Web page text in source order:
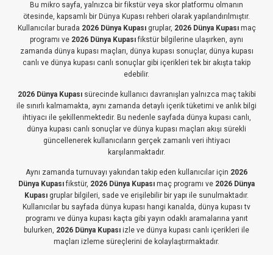
Bu mikro sayfa, yalnızca bir fikstür veya skor platformu olmanın
ötesinde, kapsamlı bir Dünya Kupası rehberi olarak yapılandırılmıştır.
Kullanıcılar burada 2026 Dünya Kupasıgruplar, 2026 Dünya Kupasımaç
programı ve 2026 Dünya Kupasıfikstür bilgilerine ulaşırken, aynı
zamanda dünya kupası maçları, dünya kupası sonuçlar, dünya kupası
canlı ve dünya kupası canlı sonuçlar gibi içerikleri tek bir akışta takip
edebilir.
2026 Dünya Kupasısürecinde kullanıcı davranışları yalnızca maç takibi
ile sınırlı kalmamakta, aynı zamanda detaylı içerik tüketimi ve anlık bilgi
ihtiyacı ile şekillenmektedir. Bu nedenle sayfada dünya kupası canlı,
dünya kupası canlı sonuçlar ve dünya kupası maçları akışı sürekli
güncellenerek kullanıcıların gerçek zamanlı veri ihtiyacı
karşılanmaktadır.
Aynı zamanda turnuvayı yakından takip eden kullanıcılar için 2026
Dünya Kupasıfikstür, 2026 Dünya Kupası maç programı ve 2026 Dünya
Kupası gruplar bilgileri, sade ve erişilebilir bir yapı ile sunulmaktadır.
Kullanıcılar bu sayfada dünya kupası hangi kanalda, dünya kupası tv
programı ve dünya kupası kaçta gibi yayın odaklı aramalarına yanıt
bulurken, 2026 Dünya Kupası izle ve dünya kupası canlı içerikleri ile
maçları izleme süreçlerini de kolaylaştırmaktadır.